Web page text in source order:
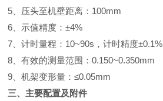
5、压头至机壁距离：100mm
6、示值精度：±4%
7、计时量程：10~90s，计时精度±0.1%
8、有效的测量范围：0.150~0.350mm
9、机架变形量：≤0.05mm
三、主要配置及附件